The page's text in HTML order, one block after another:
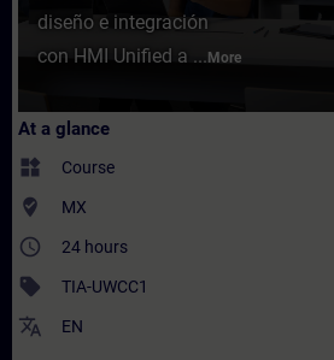
diseño e integración
con HMI Unified a ... More
At a glance
widgets Course
where_to_vote MX
access_time 24 hours
sell TIA-UWCC1
translate EN